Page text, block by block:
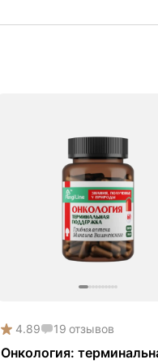
4.89 19 отзывов
Онкология: